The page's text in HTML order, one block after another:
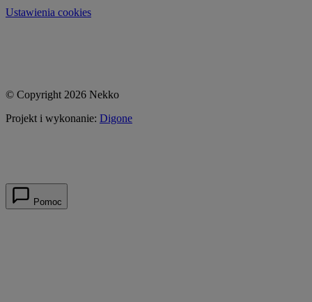
Ustawienia cookies
© Copyright 2026 Nekko
Projekt i wykonanie: Digone
Pomoc